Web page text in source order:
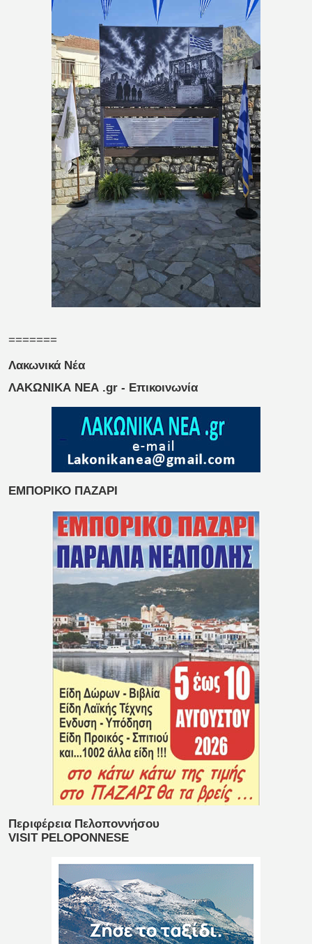
=======
Λακωνικά Νέα
ΛΑΚΩΝΙΚΑ ΝΕΑ .gr - Επικοινωνία
ΕΜΠΟΡΙΚΟ ΠΑΖΑΡΙ
Περιφέρεια Πελοποννήσου
VISIT PELOPONNESE